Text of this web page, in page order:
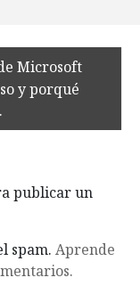
Microsoft
y porqué
publicar un
spam. Aprende